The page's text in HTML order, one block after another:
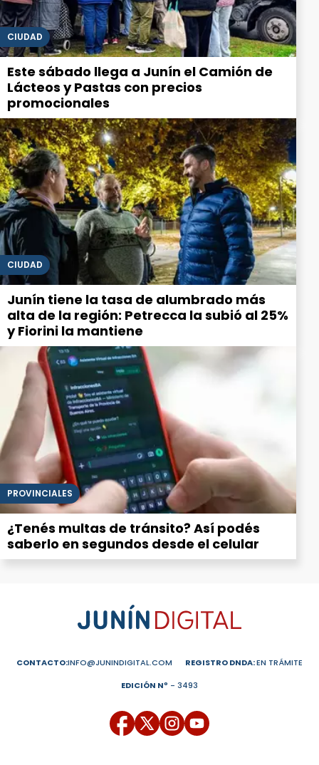
CIUDAD
Este sábado llega a Junín el Camión de
Lácteos y Pastas con precios
promocionales
CIUDAD
Junín tiene la tasa de alumbrado más
alta de la región: Petrecca la subió al 25%
y Fiorini la mantiene
PROVINCIALES
¿Tenés multas de tránsito? Así podés
saberlo en segundos desde el celular
CONTACTO:INFO@JUNINDIGITAL.COM REGISTRO DNDA:EN TRÁMITE
EDICIÓN Nº - 3493